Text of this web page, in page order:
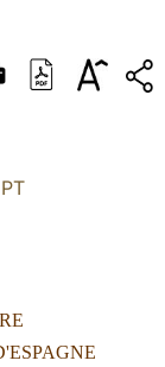
DEUTSCH
العربيّة
PT